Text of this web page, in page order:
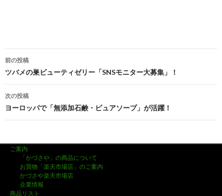
投
稿
ナ
ゲ
前の投稿
ツバメの巣ビューティゼリー「SNSモニター大募集」！
次の投稿
ヨーロッパで「無添加石鹸・ピュアソープ」が活躍！
ご案内
「かづさや」の商品について
お買物「楽天市場店」のご案内
かづさや楽天市場店
企業情報
商品リスト